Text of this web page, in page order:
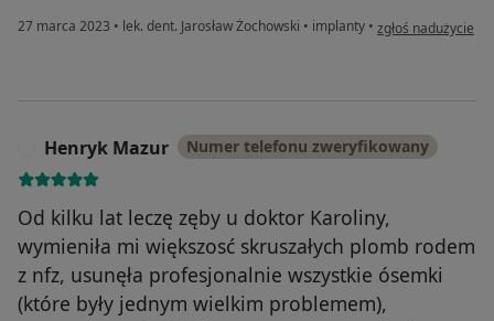
27 marca 2023 • lek. dent. Jarosław Żochowski • implanty • w opinii
zgłoś nadużycie
Henryk Mazur Numer telefonu zweryfikowany
Od kilku lat leczę zęby u doktor Karoliny,
wymieniła mi większosć skruszałych plomb rodem
z nfz, usunęła profesjonalnie wszystkie ósemki
(które były jednym wielkim problemem),